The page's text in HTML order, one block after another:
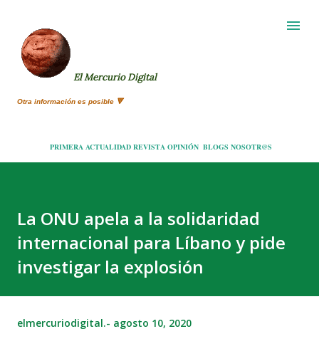
El Mercurio Digital
Otra información es posible 🔻
PRIMERA ACTUALIDAD REVISTA OPINIÓN BLOGS NOSOTR@S
La ONU apela a la solidaridad
internacional para Líbano y pide
investigar la explosión
elmercuriodigital.- agosto 10, 2020